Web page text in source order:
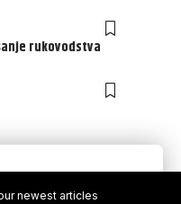
rukovodstva
newest articles